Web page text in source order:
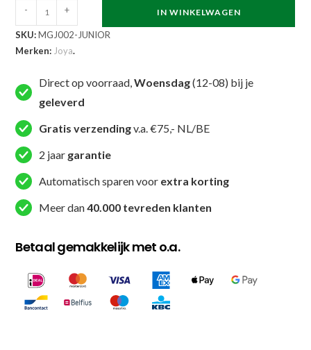
Joya
Gebitsbeschermer
Transparant
aantal
- + IN WINKELWAGEN
SKU:MGJ002-JUNIOR
Merken: Joya.
Direct op voorraad,Woensdag(12-08) bij je
geleverd
Gratis verzendingv.a. €75,- NL/BE
2 jaar garantie
Automatisch sparen voor extra korting
Meer dan40.000 tevreden klanten
Betaal gemakkelijk met o.a.